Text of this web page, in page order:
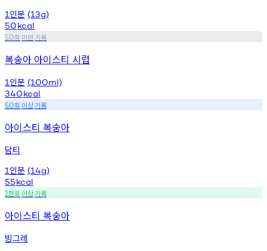
1 인분 (13g)
50kcal
50회 미만기록
복숭아 아이스티 시럽
1 인분 (100ml)
340kcal
50회 이상기록
아이스티 복숭아
담티
1 인분 (14g)
55kcal
1천회 이상기록
아이스티 복숭아
빙그레